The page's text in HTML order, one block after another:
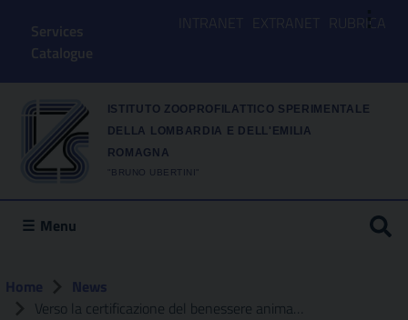
⋮
Services
Catalogue
INTRANET EXTRANET RUBRICA
ISTITUTO ZOOPROFILATTICO SPERIMENTALE
DELLA LOMBARDIA E DELL'EMILIA
ROMAGNA
"BRUNO UBERTINI"
Menu
Home
News
Verso la certificazione del benessere animale